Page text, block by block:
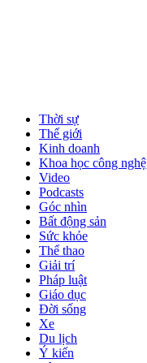
Thời sự
Thế giới
Kinh doanh
Khoa học công nghệ
Video
Podcasts
Góc nhìn
Bất động sản
Sức khỏe
Thể thao
Giải trí
Pháp luật
Giáo dục
Đời sống
Xe
Du lịch
Ý kiến